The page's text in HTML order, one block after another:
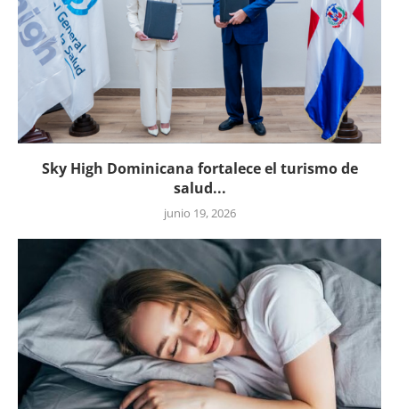
Sky High Dominicana fortalece el turismo de
salud...
junio 19, 2026